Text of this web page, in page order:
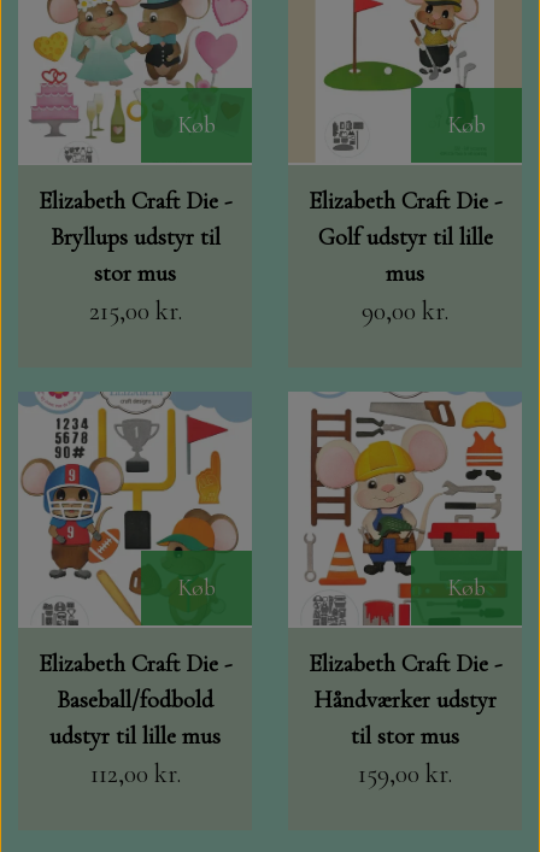
TOPPERS
BÅND OG SNOR
BAGGRUNDS HÆFTER, JUNK JOURNAL,
DIECUTS OG FÆRDIG PAKKER.
ALCOHOL MARKERS OG ANDRE
TEGNEARTIKLER
TIM HOLTZ BLOKKE
CRAFT CONSORTIUM
Køb
Elizabeth Craft Die -
Bryllups udstyr til
stor mus
215,00 kr.
Køb
Elizabeth Craft Die -
Golf udstyr til lille
mus
90,00 kr.
Køb
Elizabeth Craft Die -
Baseball/fodbold
udstyr til lille mus
112,00 kr.
Køb
Elizabeth Craft Die -
Håndværker udstyr
til stor mus
159,00 kr.